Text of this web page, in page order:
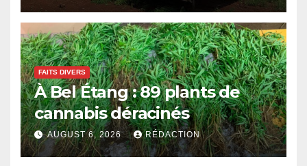
FAITS DIVERS
À Bel Étang : 89 plants de
cannabis déracinés
AUGUST 6, 2026 RÉDACTION